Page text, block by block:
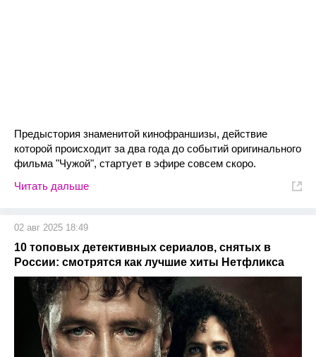
Предыстория знаменитой кинофраншизы, действие
которой происходит за два года до событий оригинального
фильма "Чужой", стартует в эфире совсем скоро.
Читать дальше
02 авг 2025 18:49
10 топовых детективных сериалов, снятых в
России: смотрятся как лучшие хиты Нетфликса